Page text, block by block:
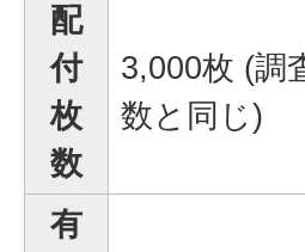
配
付
枚
数
3,000枚 (調
数と同じ)
有